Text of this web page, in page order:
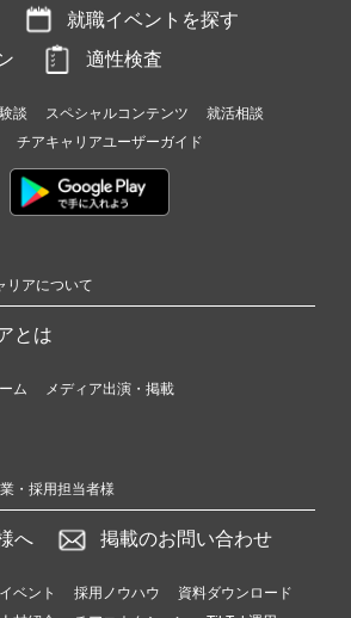
就職イベントを探す
適性検査
談 スペシャルコンテンツ
就活相談
チアキャリアユーザーガイド
リアについて
とは
ム
メディア出演・掲載
・採用担当者様
へ 掲載のお問い合わせ
ベント 採用ノウハウ
資料ダウンロード